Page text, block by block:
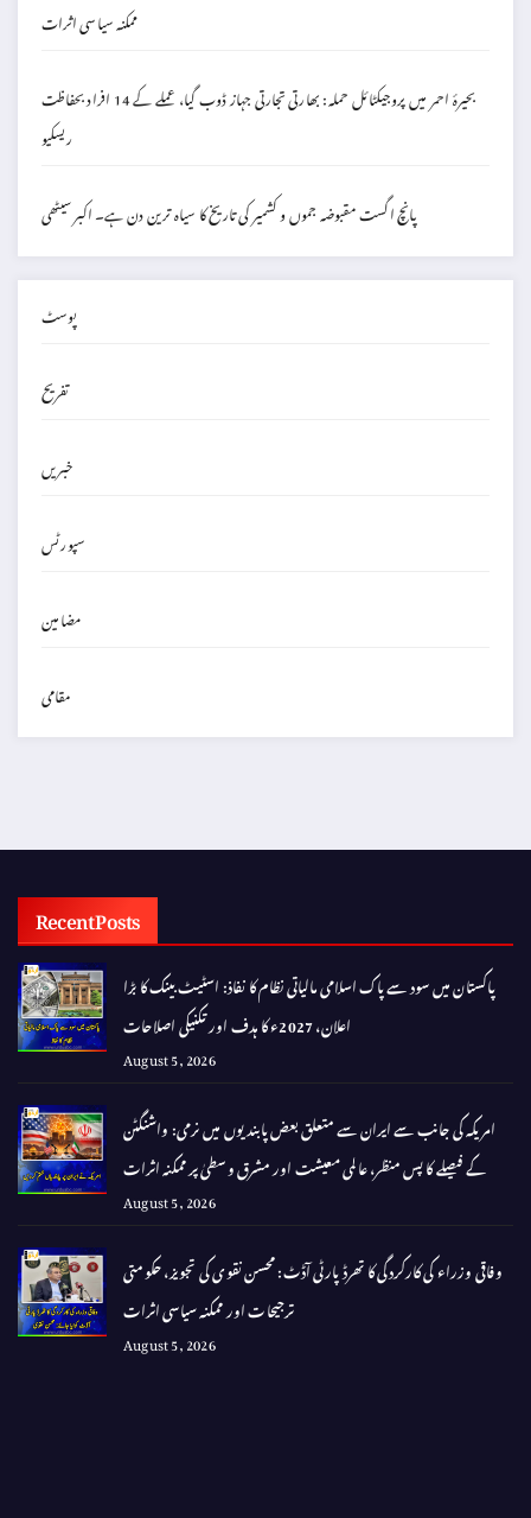
ممکنہ سیاسی اثرات
بحیرۂ احمر میں پروجیکٹائل حملہ: بھارتی تجارتی جہاز ڈوب گیا، عملے کے 14 افراد بحفاظت
ریسکیو
پانچ اگست مقبوضہ جموں و کشمیر کی تاریخ کا سیاہ ترین دن ہے۔ اکبر سیٹھی
پوسٹ
تفریح
خبریں
سپورٹس
مضامین
مقامی
Recent Posts
پاکستان میں سود سے پاک اسلامی مالیاتی نظام کا نفاذ: اسٹیٹ بینک کا بڑا
اعلان، 2027ء کا ہدف اور تکنیکی اصلاحات
August 5, 2026
امریکہ کی جانب سے ایران سے متعلق بعض پابندیوں میں نرمی: واشنگٹن
کے فیصلے کا پس منظر، عالمی معیشت اور مشرق وسطیٰ پر ممکنہ اثرات
August 5, 2026
وفاقی وزراء کی کارکردگی کا تھرڈ پارٹی آڈٹ: محسن نقوی کی تجویز، حکومتی
ترجیحات اور ممکنہ سیاسی اثرات
August 5, 2026